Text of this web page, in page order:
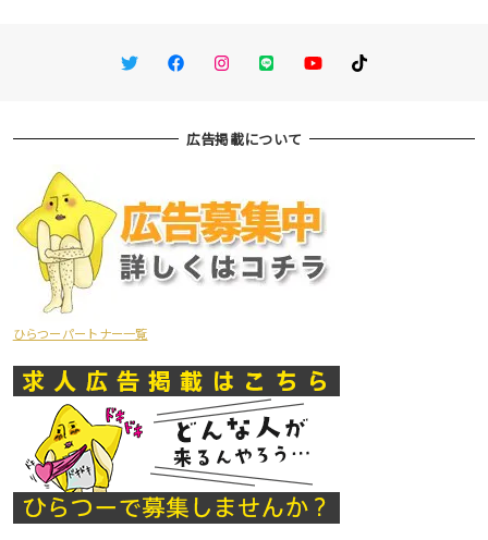
TwitterFacebookInstagram
LINE You TubeTikTok
広告掲載について
ひらつーパートナー一覧